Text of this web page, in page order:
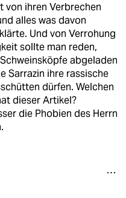
von ihren Verbrechen
alles was davon
Und von Verrohung
sollte man reden,
abgeladen
Sarrazin ihre rassische
dürfen. Welchen
dieser Artikel?
die Phobien des Herrn